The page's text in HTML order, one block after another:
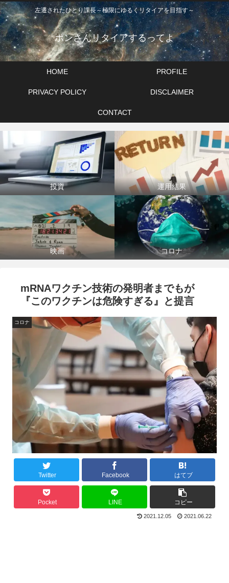
左遷されたひとり課長～極限にゆるくリタイアを目指す～
ポンさんリタイアするってよ
HOME PROFILE
PRIVACY POLICY DISCLAIMER
CONTACT
投資 運用結果
映画 コロナ
mRNAワクチン技術の発明者までもが
『このワクチンは危険すぎる』と提言
コロナ
Twitter Facebook はてブ
Pocket LINE コピー
2021.12.05 2021.06.22